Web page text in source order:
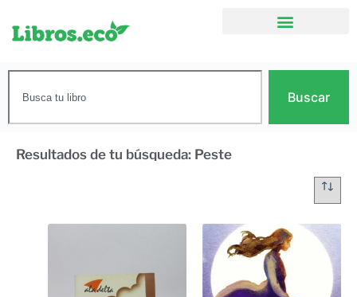
Buscar
Resultados de tu búsqueda: Peste